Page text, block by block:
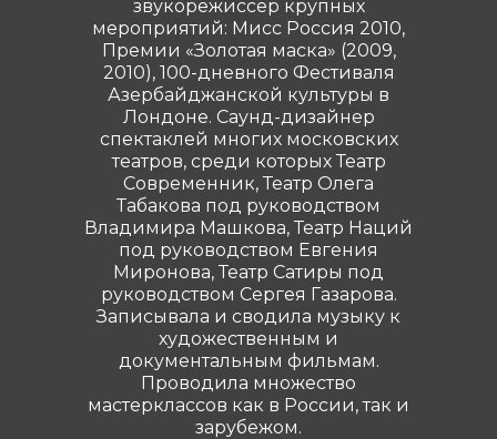
звукорежиссер крупных
мероприятий: Мисс Россия 2010,
Премии «Золотая маска» (2009,
2010), 100-дневного Фестиваля
Азербайджанской культуры в
Лондоне. Саунд-дизайнер
спектаклей многих московских
театров, среди которых Театр
Современник, Театр Олега
Табакова под руководством
Владимира Машкова, Театр Наций
под руководством Евгения
Миронова, Театр Сатиры под
руководством Сергея Газарова.
Записывала и сводила музыку к
художественным и
документальным фильмам.
Проводила множество
мастерклассов как в России, так и
зарубежом.